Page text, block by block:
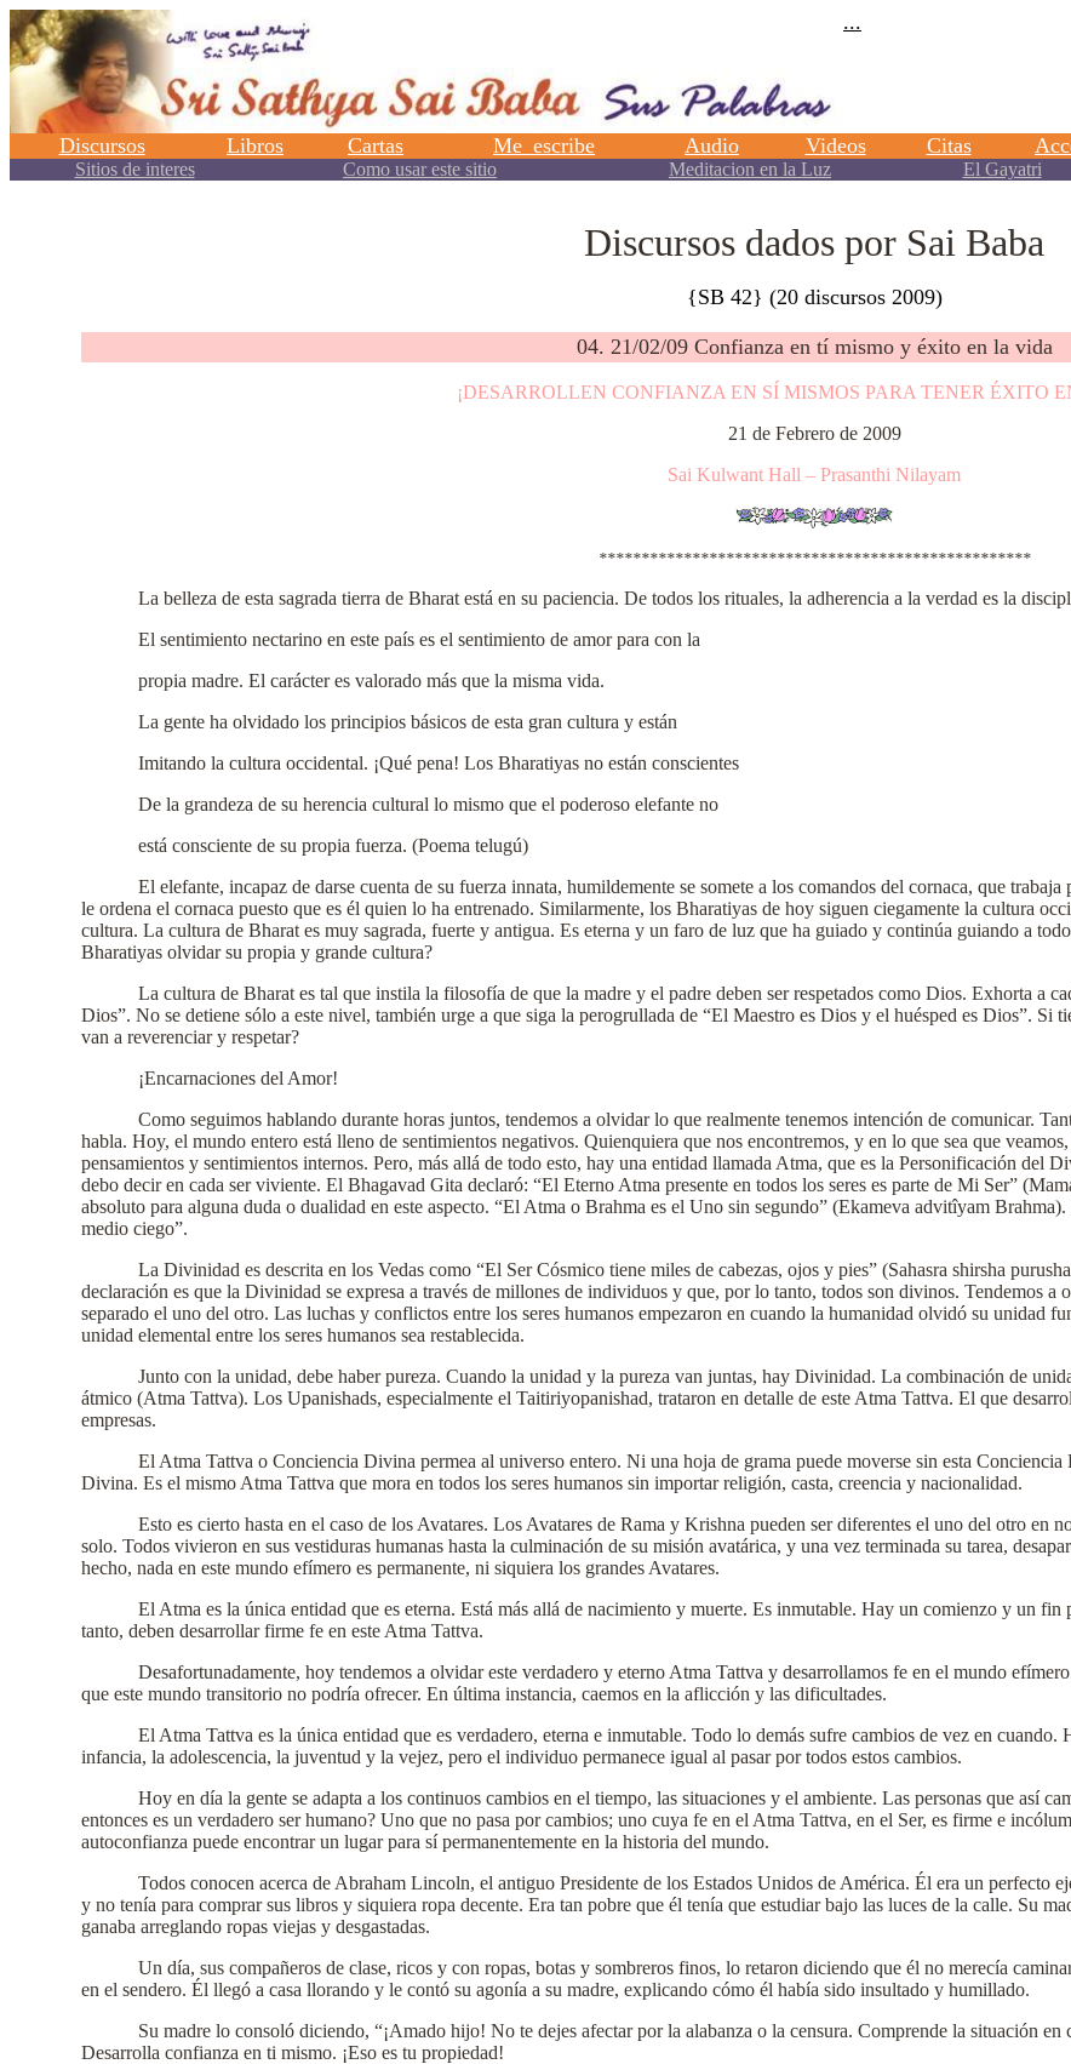
.
Discursos dados por Sai Baba
{SB 42} (20 discursos 2009)
04. 21/02/09 Confianza en tí mismo y éxito en la vida
¡DESARROLLEN CONFIANZA EN SÍ MISMOS PARA TENER ÉXITO
21 de Febrero de 2009
Sai Kulwant Hall – Prasanthi Nilayam
***************************************************
La belleza de esta sagrada tierra de Bharat está en su paciencia. De todos los rituales, la adherencia a la verdad es la
El sentimiento nectarino en este país es el sentimiento de amor para con la
propia madre. El carácter es valorado más que la misma vida.
La gente ha olvidado los principios básicos de esta gran cultura y están
Imitando la cultura occidental. ¡Qué pena! Los Bharatiyas no están conscientes
De la grandeza de su herencia cultural lo mismo que el poderoso elefante no
está consciente de su propia fuerza. (Poema telugú)
El elefante, incapaz de darse cuenta de su fuerza innata, humildemente se somete a los comandos del cornaca, que
le ordena el cornaca puesto que es él quien lo ha entrenado. Similarmente, los Bharatiyas de hoy siguen ciegamente la cultura
cultura. La cultura de Bharat es muy sagrada, fuerte y antigua. Es eterna y un faro de luz que ha guiado y continúa guiando a
Bharatiyas olvidar su propia y grande cultura?
La cultura de Bharat es tal que instila la filosofía de que la madre y el padre deben ser respetados como Dios. Exhorta a
Dios”. No se detiene sólo a este nivel, también urge a que siga la perogrullada de “El Maestro es Dios y el huésped es Dios”. Si
van a reverenciar y respetar?
¡Encarnaciones del Amor!
Como seguimos hablando durante horas juntos, tendemos a olvidar lo que realmente tenemos intención de comunicar.
habla. Hoy, el mundo entero está lleno de sentimientos negativos. Quienquiera que nos encontremos, y en lo que sea que
pensamientos y sentimientos internos. Pero, más allá de todo esto, hay una entidad llamada Atma, que es la Personificación del
debo decir en cada ser viviente. El Bhagavad Gita declaró: “El Eterno Atma presente en todos los seres es parte de Mi Ser”
absoluto para alguna duda o dualidad en este aspecto. “El Atma o Brahma es el Uno sin segundo” (Ekameva advitîyam
medio ciego”.
La Divinidad es descrita en los Vedas como “El Ser Cósmico tiene miles de cabezas, ojos y pies” (Sahasra shirsha
declaración es que la Divinidad se expresa a través de millones de individuos y que, por lo tanto, todos son divinos. Tendemos
separado el uno del otro. Las luchas y conflictos entre los seres humanos empezaron en cuando la humanidad olvidó su unidad
unidad elemental entre los seres humanos sea restablecida.
Junto con la unidad, debe haber pureza. Cuando la unidad y la pureza van juntas, hay Divinidad. La combinación de
átmico (Atma Tattva). Los Upanishads, especialmente el Taitiriyopanishad, trataron en detalle de este Atma Tattva. El que
empresas.
El Atma Tattva o Conciencia Divina permea al universo entero. Ni una hoja de grama puede moverse sin esta
Divina. Es el mismo Atma Tattva que mora en todos los seres humanos sin importar religión, casta, creencia y nacionalidad.
Esto es cierto hasta en el caso de los Avatares. Los Avatares de Rama y Krishna pueden ser diferentes el uno del otro en
solo. Todos vivieron en sus vestiduras humanas hasta la culminación de su misión avatárica, y una vez terminada su tarea,
hecho, nada en este mundo efímero es permanente, ni siquiera los grandes Avatares.
El Atma es la única entidad que es eterna. Está más allá de nacimiento y muerte. Es inmutable. Hay un comienzo y un
tanto, deben desarrollar firme fe en este Atma Tattva.
Desafortunadamente, hoy tendemos a olvidar este verdadero y eterno Atma Tattva y desarrollamos fe en el mundo
que este mundo transitorio no podría ofrecer. En última instancia, caemos en la aflicción y las dificultades.
El Atma Tattva es la única entidad que es verdadero, eterna e inmutable. Todo lo demás sufre cambios de vez en cuando.
infancia, la adolescencia, la juventud y la vejez, pero el individuo permanece igual al pasar por todos estos cambios.
Hoy en día la gente se adapta a los continuos cambios en el tiempo, las situaciones y el ambiente. Las personas que así
entonces es un verdadero ser humano? Uno que no pasa por cambios; uno cuya fe en el Atma Tattva, en el Ser, es firme e
autoconfianza puede encontrar un lugar para sí permanentemente en la historia del mundo.
Todos conocen acerca de Abraham Lincoln, el antiguo Presidente de los Estados Unidos de América. Él era un perfecto
y no tenía para comprar sus libros y siquiera ropa decente. Era tan pobre que él tenía que estudiar bajo las luces de la calle. Su
ganaba arreglando ropas viejas y desgastadas.
Un día, sus compañeros de clase, ricos y con ropas, botas y sombreros finos, lo retaron diciendo que él no merecía
en el sendero. Él llegó a casa llorando y le contó su agonía a su madre, explicando cómo él había sido insultado y humillado.
Su madre lo consoló diciendo, “¡Amado hijo! No te dejes afectar por la alabanza o la censura. Comprende la situación en
Desarrolla confianza en ti mismo. ¡Eso es tu propiedad!